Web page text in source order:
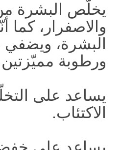
يخلّص البشرة
والاصفرار، كما
البشرة، ويضفي
ورطوبة
يساعد على
الاكتئاب.